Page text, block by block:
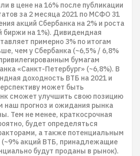
в цене на 16% после публикации
за 2 месяца 2021 по МСФО 31
акций Сбербанка на 2% и роста
биржи на 1%). Дивидендная
примерно 3% по итогам
чем у Сбербанка (~6,5% / 6,8%
бумагам
«Санкт-Петербург» (~6,8%). В
доходность ВТБ на 2021 и
может быть
сможет улучшить свою позицию
наш прогноз и ожидания рынка
Тем не менее, краткосрочная
будет определяться
а также потенциальным
акций ВТБ, принадлежащие
будут проданы в рынок).